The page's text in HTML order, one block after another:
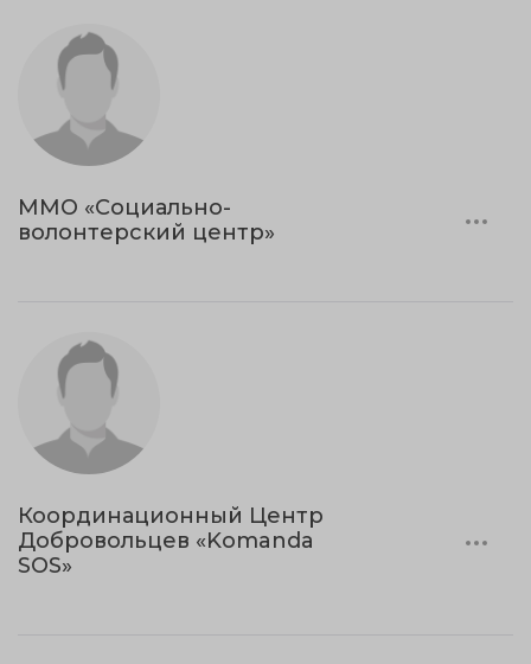
ММО «Социально-
волонтерский центр»
Координационный Центр
Добровольцев «Komanda
SOS»